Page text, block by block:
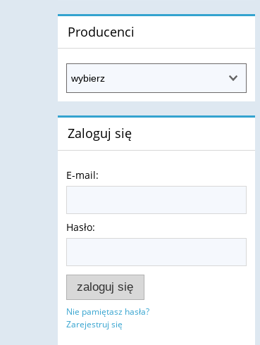
Producenci
Zaloguj się
E-mail:
Hasło:
zaloguj się
Nie pamiętasz hasła?
Zarejestruj się